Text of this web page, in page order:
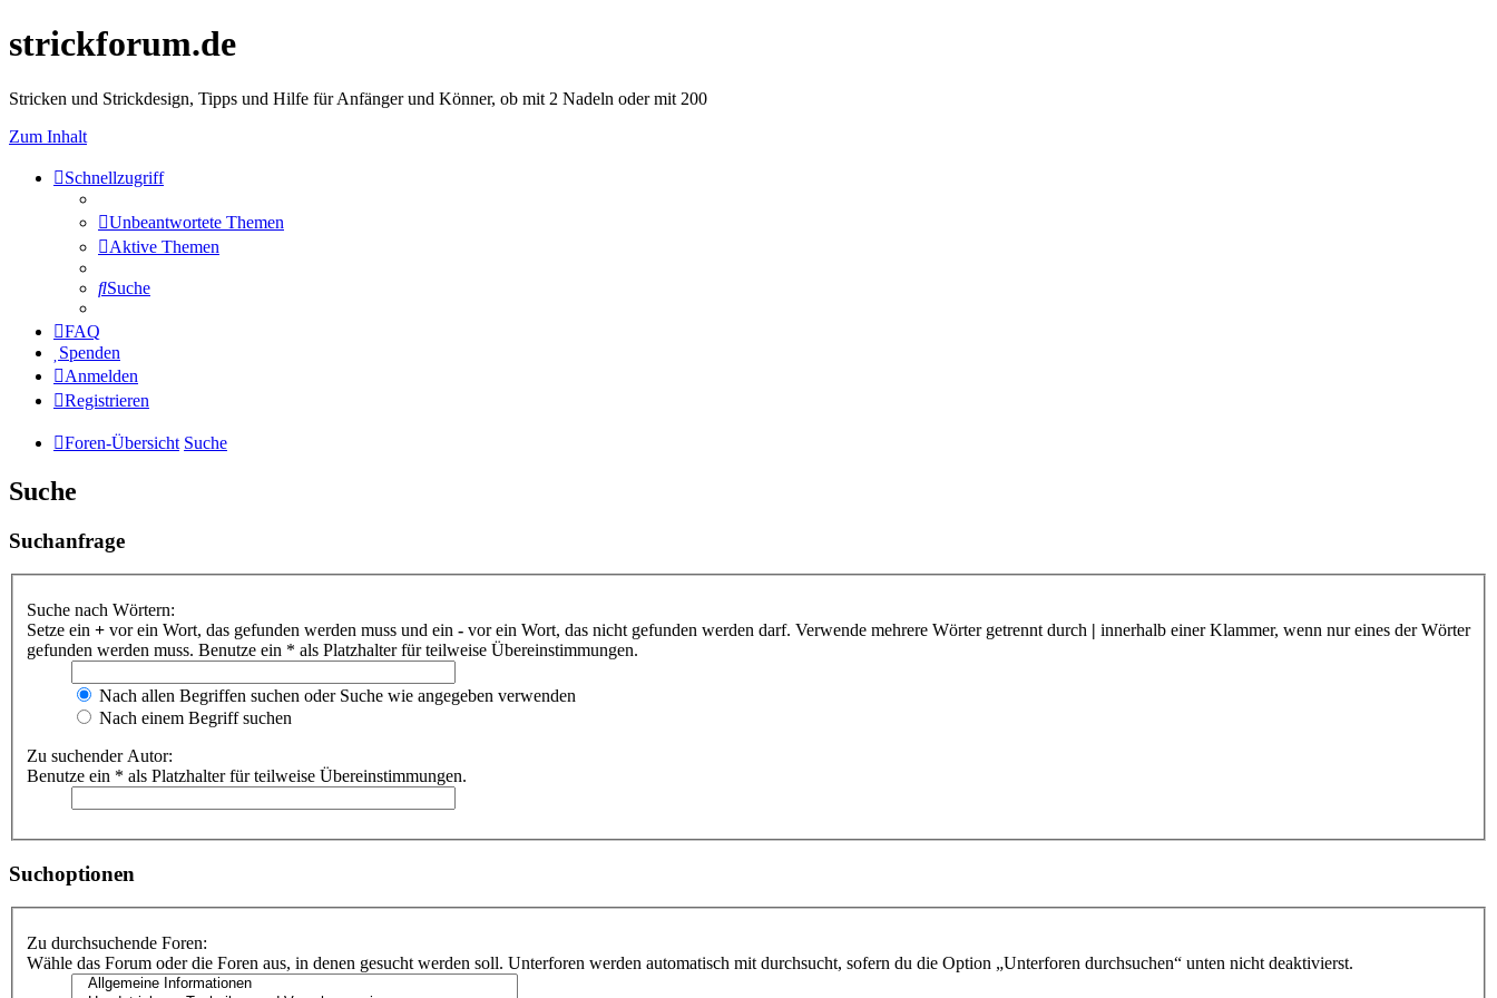
strickforum.de
Stricken und Strickdesign, Tipps und Hilfe für Anfänger und Könner, ob mit 2 Nadeln oder mit 200
Zum Inhalt
Schnellzugriff
Unbeantwortete Themen
Aktive Themen
Suche
FAQ
Spenden
Anmelden
Registrieren
Foren-Übersicht Suche
Suche
Suchanfrage
Suche nach Wörtern:
Setze ein + vor ein Wort, das gefunden werden muss und ein - vor ein Wort, das nicht gefunden werden darf. Verwende mehrere Wörter getrennt durch | innerhalb einer Klammer, wenn nur eines der Wörter
gefunden werden muss. Benutze ein * als Platzhalter für teilweise Übereinstimmungen.
Nach allen Begriffen suchen oder Suche wie angegeben verwenden
Nach einem Begriff suchen
Zu suchender Autor:
Benutze ein * als Platzhalter für teilweise Übereinstimmungen.
Suchoptionen
Zu durchsuchende Foren:
Wähle das Forum oder die Foren aus, in denen gesucht werden soll. Unterforen werden automatisch mit durchsucht, sofern du die Option „Unterforen durchsuchen“ unten nicht deaktivierst.